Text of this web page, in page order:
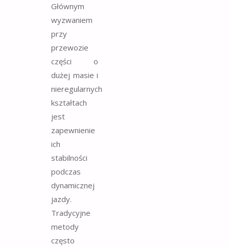
Głównym
wyzwaniem
przy
przewozie
części o
dużej masie i
nieregularnych
kształtach
jest
zapewnienie
ich
stabilności
podczas
dynamicznej
jazdy.
Tradycyjne
metody
często